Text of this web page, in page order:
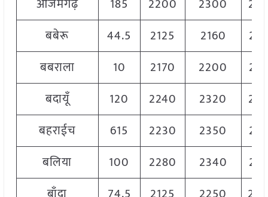
आजमगढ़
185 2200 2300
बबेरू
44.5 2125 2160
बबराला
10 2170 2200
बदायूँ
120 2240 2320
बहराईच
615 2230 2350
बलिया
100 2280 2340